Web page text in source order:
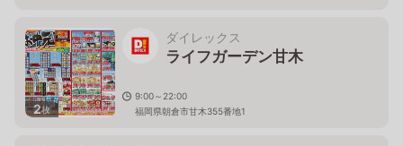
2枚
ダイレックス
ライフガーデン甘木
9:00～22:00
福岡県朝倉市甘木355番地1